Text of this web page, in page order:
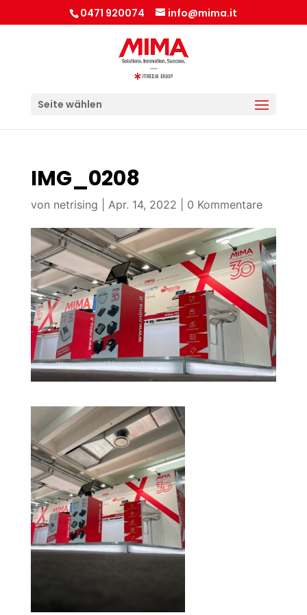
0471 920074 info@mima.it
Seite wählen
IMG_0208
von netrising Apr. 14, 2022 0 Kommentare